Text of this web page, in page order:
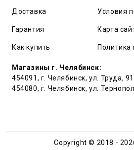
Доставка
Гарантия
Как купить
Условия
Карта
Политика
Магазины г. Челябинск:
454091, г. Челябинск, ул. Труда,
454080, г. Челябинск, ул.
Copyright © 2018 -